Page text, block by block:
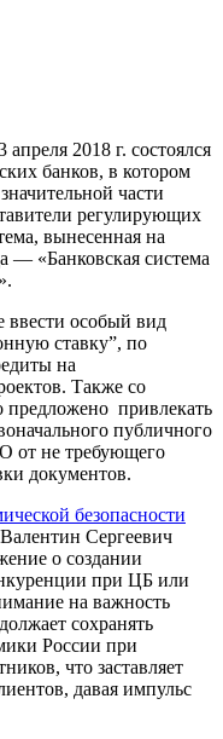
апреля 2018 г. состоялся
банков, в котором
части
регулирующих
вынесенная на
— «Банковская система
ввести особый вид
ставку”, по
на
Также со
привлекать
публичного
от не требующего
документов.
безопасности
Сергеевич
о создании
при ЦБ или
на важность
сохранять
России при
что заставляет
давая импульс